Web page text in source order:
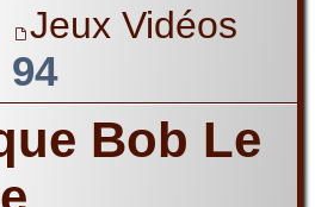
Jeux Vidéos
94
Bob Le